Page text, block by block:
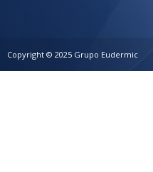
Copyright © 2025 Grupo Eudermic